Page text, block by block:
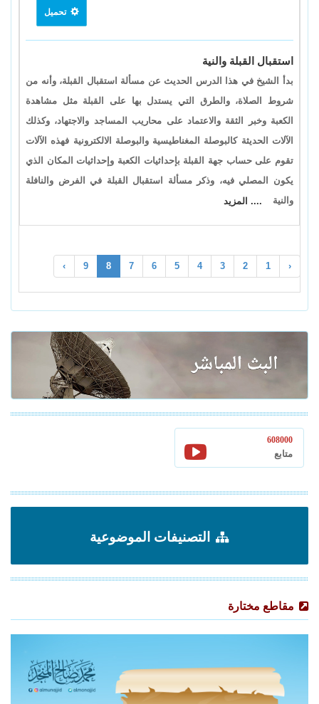
تحميل
استقبال القبلة والنية
بدأ الشيخ في هذا الدرس الحديث عن مسألة استقبال القبلة، وأنه من
شروط الصلاة، والطرق التي يستدل بها على القبلة مثل مشاهدة
الكعبة وخبر الثقة والاعتماد على محاريب المساجد والاجتهاد، وكذلك
الآلات الحديثة كالبوصلة المغناطيسية والبوصلة الالكترونية فهذه الآلات
تقوم على حساب جهة القبلة بإحداثيات الكعبة وإحداثيات المكان الذي
يكون المصلي فيه، وذكر مسألة استقبال القبلة في الفرض والنافلة
والنية
.... المزيد
‹
1
2
3
4
5
6
7
8
9
›
608000
متابع
التصنيفات الموضوعية
مقاطع مختارة